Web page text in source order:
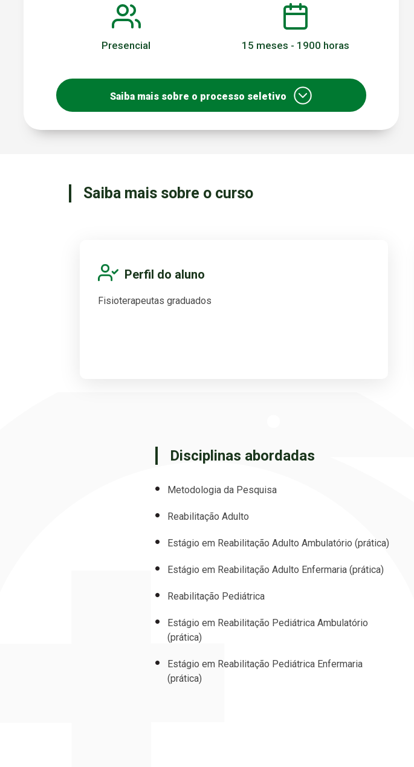
Presencial 15 meses - 1900 horas
Saiba mais sobre o processo seletivo
Saiba mais sobre o curso
Perfil do aluno
Fisioterapeutas graduados
Disciplinas abordadas
Metodologia da Pesquisa
Reabilitação Adulto
Estágio em Reabilitação Adulto Ambulatório (prática)
Estágio em Reabilitação Adulto Enfermaria (prática)
Reabilitação Pediátrica
Estágio em Reabilitação Pediátrica Ambulatório
(prática)
Estágio em Reabilitação Pediátrica Enfermaria
(prática)